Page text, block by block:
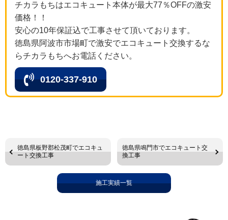
チカラもちはエコキュート本体が最大77％OFFの激安
価格！！
安心の10年保証込で工事させて頂いております。
徳島県阿波市市場町で激安でエコキュート交換するな
らチカラもちへお電話ください。
0120-337-910
徳島県板野郡松茂町でエコキュ
ート交換工事
徳島県鳴門市でエコキュート交
換工事
施工実績一覧